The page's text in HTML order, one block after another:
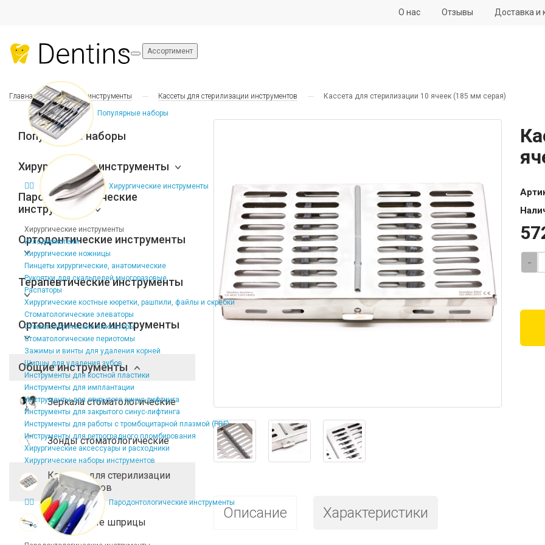
О нас Отзывы Доставка и
Ассортимент
Популярные наборы
Хирургические инструменты
Хирургические инструменты
Иглодержатели
Хирургические ножницы
Пинцеты хирургические, анатомические
Рукоятки для скальпелей многоразовые
Распаторы
Хирургические костные кюретки, рашпили, файлы и скребки
Стоматологические элеваторы
Стоматологические люксаторы
Стоматологические периотомы
Зажимы и винты для удаления корней
Щипцы для удаления зубов
Инструменты для костной пластики
Инструменты для имплантации
Инструменты для открытого синус-лифтинга
Инструменты для закрытого синус-лифтинга
Инструменты для работы с тромбоцитарной плазмой (PRF)
Инструменты для ретроградного пломбирования
Хирургические аксессуары и расходники
Хирургические наборы инструментов
Пародонтологические инструменты
Главная Общие инструменты Кассеты для стерилизации инструментов Кассета для стерилизации 10 ячеек (185 мм серая)
Популярные наборы
Хирургические инструменты
Пародонтологические
инструменты
Ортодонтические инструменты
Терапевтические инструменты
Ортопедические инструменты
Общие инструменты
Зеркала стоматологические
Зонды стоматологические
Кассеты для стерилизации
инструментов
Карпульные шприцы
-
Описание Характеристики